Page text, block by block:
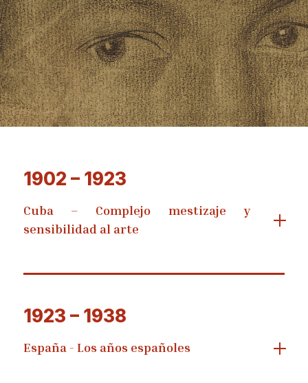
1902 – 1923
Cuba – Complejo mestizaje y
sensibilidad al arte
1923 – 1938
España - Los años españoles